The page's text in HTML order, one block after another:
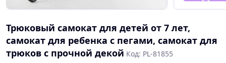
Трюковый самокат для детей от 7 лет,
самокат для ребенка с пегами, самокат для
трюков с прочной декой Код: PL-81855